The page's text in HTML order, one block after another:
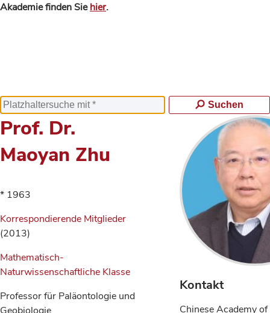
Akademie finden Siehier.
Suchen
Prof. Dr.
Maoyan Zhu
* 1963
Korrespondierende Mitglieder
(2013)
Mathematisch-
Naturwissenschaftliche Klasse
Professor für Paläontologie und
Kontakt
Chinese Academy of